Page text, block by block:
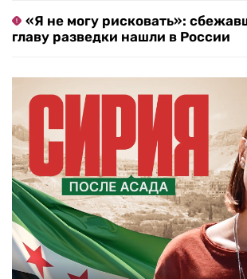
«Я не могу рисковать»:
главу разведки нашли в России